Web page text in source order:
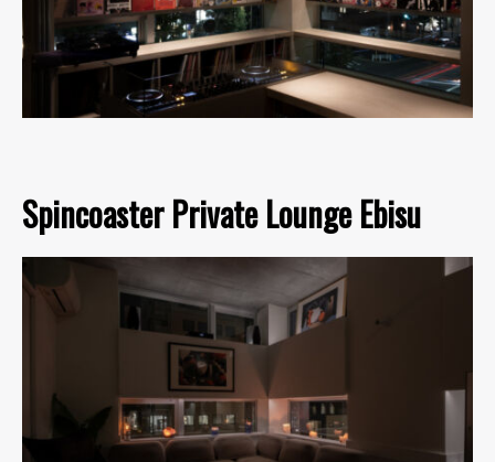
Spincoaster Private Lounge Ebisu